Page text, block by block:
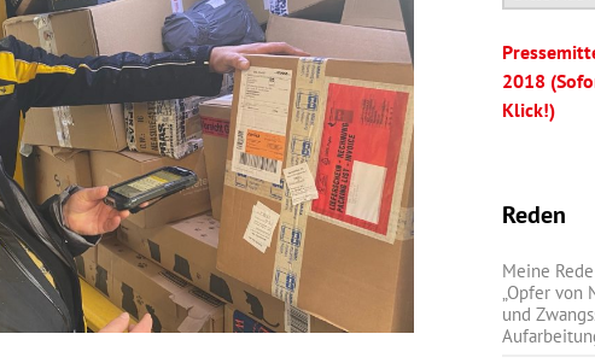
2018
Klick!)
Reden
Meine
„Opfer von
und